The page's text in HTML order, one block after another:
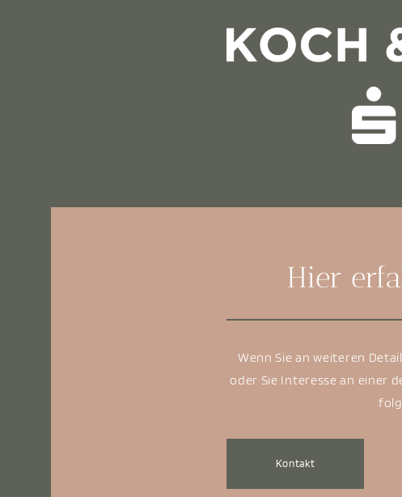
Hier
Wenn Sie an weiteren
oder Sie Interesse an einer
Kontakt